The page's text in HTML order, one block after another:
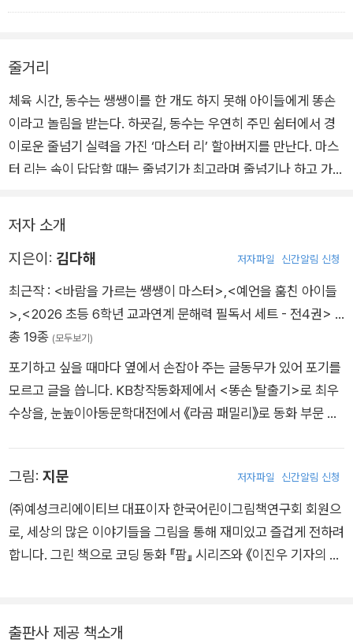
동수는 익숙한 소리에 이끌려 홀린 듯이 주민 쉼터로 들어갔어요.
줄넘기를 하고 있었어요. 빼빼 마른 몸집의 할아버지는 복싱 선수
처럼 빠른 발놀림으로 제자리에서 달리듯이 번갈아 뛰기를 했어
요. 그뿐만이 아니었어요. 연달아 쌩쌩이를 하는데 어찌나 빠른지
돌아가는 줄이 보이지 않을 정도였지요.
“헉, 말도 안 돼!”
동수는 헛것이라도 본 것처럼 두 눈을 비볐어요. 눈앞에 보이는
달인이 틀림없었지요.
줄거리
체육 시간, 동수는 쌩쌩이를 한 개도 하지 못해 아이들에게 똥손
이라고 놀림을 받는다. 하굣길, 동수는 우연히 주민 쉼터에서 경
이로운 줄넘기 실력을 가진 ‘마스터 리’ 할아버지를 만난다. 마스
터 리는 속이 답답할 때는 줄넘기가 최고라며 줄넘기나 하고 가라
타난 것이라는 생각이 들어서 마스터 리의 바짓가랑이에 매달린
채 쌩쌩이 비법을 가르쳐 달라고 조른다. 동수의 간절함에 마스터
리는 쌩쌩이 비법을 전수해 주기로 약속하고 동수를 제자로 받아
들인다. 다음 날부터 동수는 매일 같은 시간, 같은 장소에서 마스
터 리를 만나 특별훈련을 받는다. 그런데 마스터 리는 기초 체력
훈련과 기본 줄넘기만 시키고 이런저런 핑계를 대며 쌩쌩이 비법
느라 지쳐서 집으로 돌아오는 동수에게 쌩쌩이를 포기하라고 말
한다. 동수는 그동안 힘들게 훈련한 것이 아까워서라도 반드시 쌩
쌩이 비법을 익혀서 쌩쌩이를 성공하고 말 거라고 다짐한다. 며칠
더니, 그냥 쌩쌩이 시범을 보여 주며 자신이 한 것처럼 그대로 따
라해 보라고 한다. 기가 막힌 동수가 지금껏 자신을 속인 거냐고
따지자, 마스터 리는 ‘마스터 줄’의 비밀을 털어놓는데…….
저자 소개
지은이: 김다해 저자파일 신간알림 신청
최근작 : <바람을 가르는 쌩쌩이 마스터> <예언을 훔친 아이들
> <2026 초등 6학년 교과연계 문해력 필독서 세트 - 전4권> …
총 19종 (모두보기)
포기하고 싶을 때마다 옆에서 손잡아 주는 글동무가 있어 포기를
모르고 글을 씁니다. KB창작동화제에서 <똥손 탈출기>로 최우
수상을, 눈높이아동문학대전에서 《라곰 패밀리》로 동화 부문 우
(시리즈 공저)》 《예언을 훔친 아이들(공저)》 등이 있습니다.
그림: 지문 저자파일 신간알림 신청
㈜예성크리에이티브 대표이자 한국어린이그림책연구회 회원으
로, 세상의 많은 이야기들을 그림을 통해 재미있고 즐겁게 전하려
합니다. 그린 책으로 코딩 동화 『팜』 시리즈와 《이진우 기자의 몬
동 선비의 레시피》, 《인이와 공이의 메타버스 여행》 등의 작품도
출판사 제공 책소개